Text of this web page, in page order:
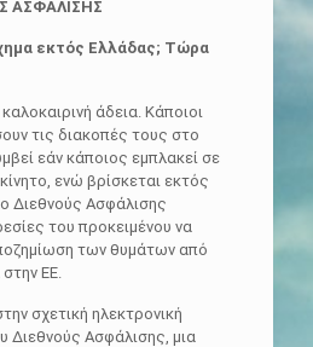
ΑΣΦΑΛΙΣΗΣ
εκτός Ελλάδας; Τώρα
άδεια. Κάποιοι
τις διακοπές τους στο
εάν κάποιος εμπλακεί σε
ενώ βρίσκεται εκτός
Διεθνούς Ασφάλισης
του προκειμένου να
των θυμάτων από
ΕΕ.
σχετική ηλεκτρονική
Διεθνούς Ασφάλισης, μια